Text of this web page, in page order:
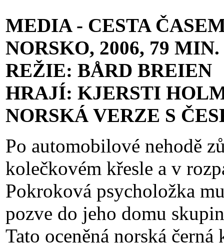
MEDIA - CESTA
NORSKO, 2006, 79 MIN.
REŽIE: BÅRD BREIEN
HRAJÍ: KJERSTI
NORSKÁ VERZE S
Po automobilové nehodě
kolečkovém křesle a v
Pokroková psycholožka
pozve do jeho domu
Tato oceněná norská